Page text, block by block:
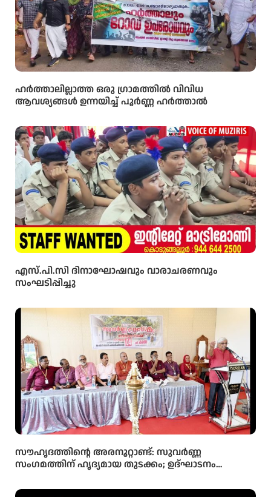
ഹർത്താലില്ലാത്ത ഒരു ഗ്രാമത്തിൽ വിവിധ
ആവശ്യങ്ങൾ ഉന്നയിച്ച് പൂർണ്ണ ഹർത്താൽ
എസ്.പി.സി ദിനാഘോഷവും വാരാചരണവും
സംഘടിപ്പിച്ചു
സൗഹൃദത്തിന്റെ അരനൂറ്റാണ്ട്: സുവർണ്ണ
സംഗമത്തിന് ഹൃദ്യമായ തുടക്കം; ഉദ്ഘാടനം